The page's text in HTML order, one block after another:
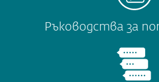
Ръководства за